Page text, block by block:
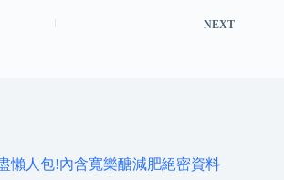
NEXT
懶人包!內含寬樂醣減肥絕密資料